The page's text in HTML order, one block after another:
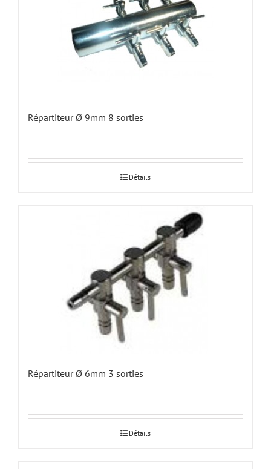
Répartiteur Ø 9mm 8 sorties
Détails
Répartiteur Ø 6mm 3 sorties
Détails